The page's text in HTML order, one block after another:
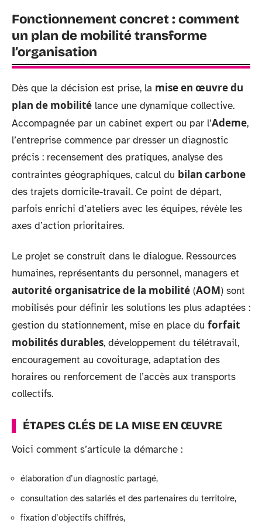
Fonctionnement concret : comment
un plan de mobilité transforme
l’organisation
Dès que la décision est prise, la mise en œuvre du
plan de mobilité lance une dynamique collective.
Accompagnée par un cabinet expert ou par l’Ademe,
l’entreprise commence par dresser un diagnostic
précis : recensement des pratiques, analyse des
contraintes géographiques, calcul du bilan carbone
des trajets domicile-travail. Ce point de départ,
parfois enrichi d’ateliers avec les équipes, révèle les
axes d’action prioritaires.
Le projet se construit dans le dialogue. Ressources
humaines, représentants du personnel, managers et
autorité organisatrice de la mobilité (AOM) sont
mobilisés pour définir les solutions les plus adaptées :
gestion du stationnement, mise en place du forfait
mobilités durables, développement du télétravail,
encouragement au covoiturage, adaptation des
horaires ou renforcement de l’accès aux transports
collectifs.
ÉTAPES CLÉS DE LA MISE EN ŒUVRE
Voici comment s’articule la démarche :
élaboration d’un diagnostic partagé,
consultation des salariés et des partenaires du territoire,
fixation d’objectifs chiffrés,